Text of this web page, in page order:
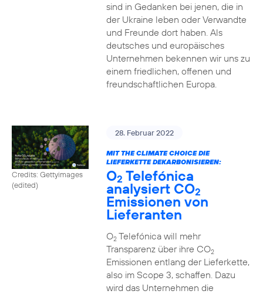
sind in Gedanken bei jenen, die in
der Ukraine leben oder Verwandte
und Freunde dort haben. Als
deutsches und europäisches
Unternehmen bekennen wir uns zu
einem friedlichen, offenen und
freundschaftlichen Europa.
Credits: Gettyimages
(edited)
28. Februar 2022
MIT THE CLIMATE CHOICE DIE
LIEFERKETTE DEKARBONISIEREN:
O2 Telefónica
analysiert CO2
Emissionen von
Lieferanten
O2Telefónica will mehr
Transparenz über ihre CO2
Emissionen entlang der Lieferkette,
also im Scope 3, schaffen. Dazu
wird das Unternehmen die